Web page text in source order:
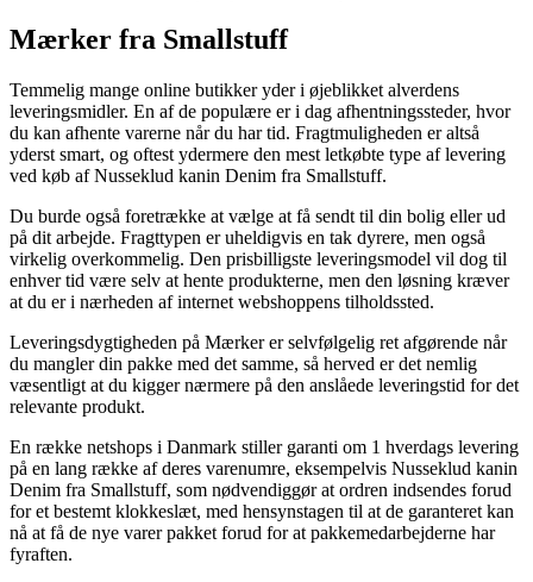
Mærker fra Smallstuff
Temmelig mange online butikker yder i øjeblikket alverdens
leveringsmidler. En af de populære er i dag afhentningssteder, hvor
du kan afhente varerne når du har tid. Fragtmuligheden er altså
yderst smart, og oftest ydermere den mest letkøbte type af levering
ved køb af Nusseklud kanin Denim fra Smallstuff.
Du burde også foretrække at vælge at få sendt til din bolig eller ud
på dit arbejde. Fragttypen er uheldigvis en tak dyrere, men også
virkelig overkommelig. Den prisbilligste leveringsmodel vil dog til
enhver tid være selv at hente produkterne, men den løsning kræver
at du er i nærheden af internet webshoppens tilholdssted.
Leveringsdygtigheden på Mærker er selvfølgelig ret afgørende når
du mangler din pakke med det samme, så herved er det nemlig
væsentligt at du kigger nærmere på den anslåede leveringstid for det
relevante produkt.
En række netshops i Danmark stiller garanti om 1 hverdags levering
på en lang række af deres varenumre, eksempelvis Nusseklud kanin
Denim fra Smallstuff, som nødvendiggør at ordren indsendes forud
for et bestemt klokkeslæt, med hensynstagen til at de garanteret kan
nå at få de nye varer pakket forud for at pakkemedarbejderne har
fyraften.